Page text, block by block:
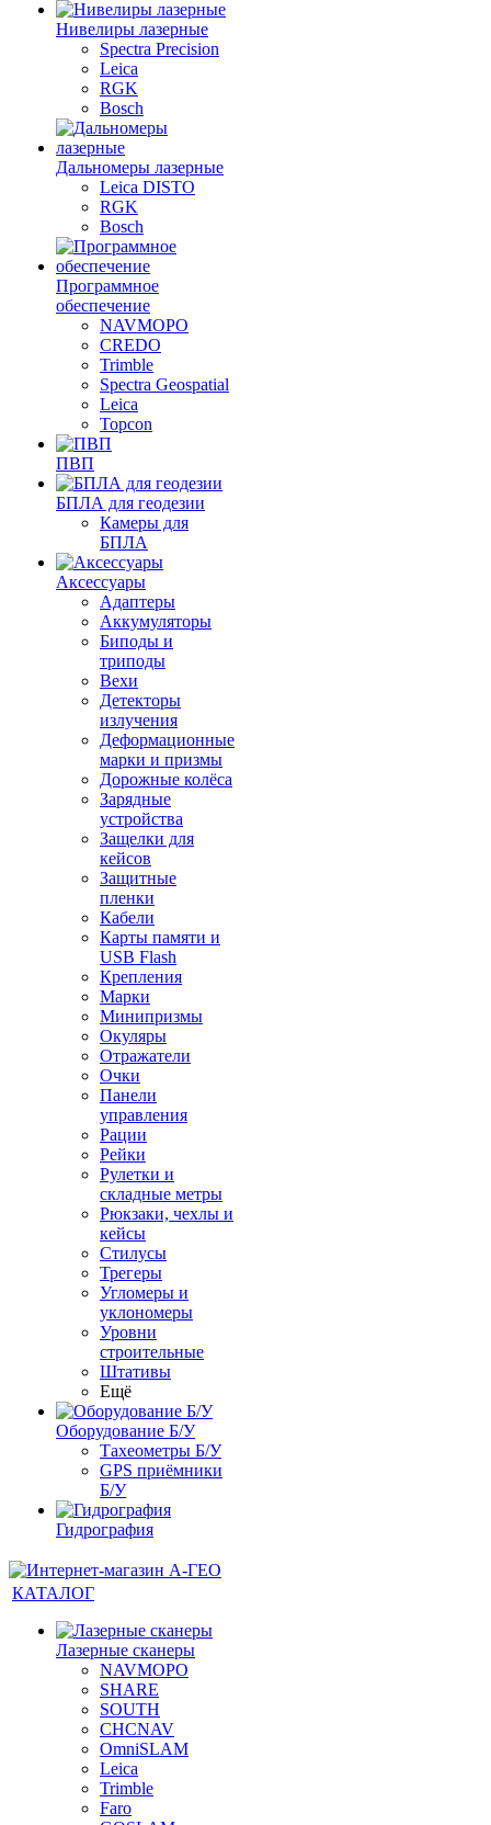
Нивелиры лазерные
Spectra Precision
Leica
RGK
Bosch
Дальномеры лазерные
Leica DISTO
RGK
Bosch
Программное
обеспечение
NAVMOPO
CREDO
Trimble
Spectra Geospatial
Leica
Topcon
ПВП
БПЛА для геодезии
Камеры для
БПЛА
Аксессуары
Адаптеры
Аккумуляторы
Биподы и
триподы
Вехи
Детекторы
излучения
Деформационные
марки и призмы
Дорожные колёса
Зарядные
устройства
Защелки для
кейсов
Защитные
пленки
Кабели
Карты памяти и
USB Flash
Крепления
Марки
Минипризмы
Окуляры
Отражатели
Очки
Панели
управления
Рации
Рейки
Рулетки и
складные метры
Рюкзаки, чехлы и
кейсы
Стилусы
Трегеры
Угломеры и
уклономеры
Уровни
строительные
Штативы
Ещё
Оборудование Б/У
Тахеометры Б/У
GPS приёмники
Б/У
Гидрография
КАТАЛОГ
Лазерные сканеры
NAVMOPO
SHARE
SOUTH
CHCNAV
OmniSLAM
Leica
Trimble
Faro